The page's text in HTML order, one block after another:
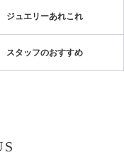
ジュエリーあれこれ
スタッフのおすすめ